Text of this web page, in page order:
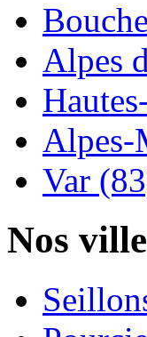
Alpes
Alpes-
Var
Nos